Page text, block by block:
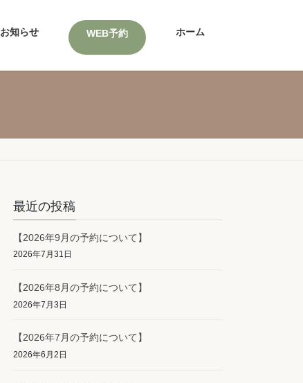
お知らせ WEB予約 ホーム
最近の投稿
【2026年9月の予約について】
2026年7月31日
【2026年8月の予約について】
2026年7月3日
【2026年7月の予約について】
2026年6月2日